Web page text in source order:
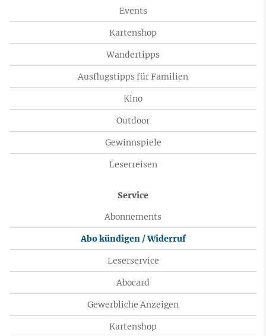
Events
Kartenshop
Wandertipps
Ausflugstipps für Familien
Kino
Outdoor
Gewinnspiele
Leserreisen
Service
Abonnements
Abo kündigen / Widerruf
Leserservice
Abocard
Gewerbliche Anzeigen
Kartenshop